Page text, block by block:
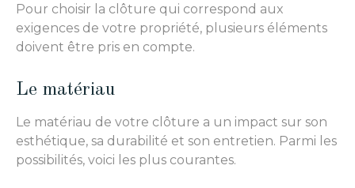
Pour choisir la clôture qui correspond aux
exigences de votre propriété, plusieurs éléments
doivent être pris en compte.
Le matériau
Le matériau de votre clôture a un impact sur son
esthétique, sa durabilité et son entretien. Parmi les
possibilités, voici les plus courantes.